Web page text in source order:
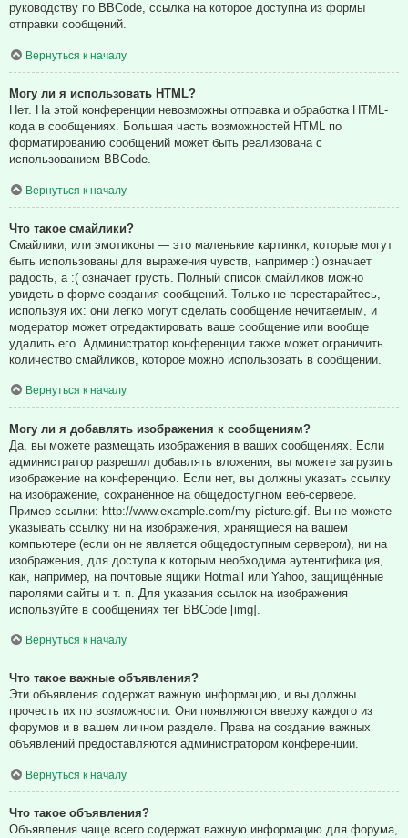
руководству по BBCode, ссылка на которое доступна из формы
отправки сообщений.
Вернуться к началу
Могу ли я использовать HTML?
Нет. На этой конференции невозможны отправка и обработка HTML-
кода в сообщениях. Большая часть возможностей HTML по
форматированию сообщений может быть реализована с
использованием BBCode.
Вернуться к началу
Что такое смайлики?
Смайлики, или эмотиконы — это маленькие картинки, которые могут
быть использованы для выражения чувств, например :) означает
радость, а :( означает грусть. Полный список смайликов можно
увидеть в форме создания сообщений. Только не перестарайтесь,
используя их: они легко могут сделать сообщение нечитаемым, и
модератор может отредактировать ваше сообщение или вообще
удалить его. Администратор конференции также может ограничить
количество смайликов, которое можно использовать в сообщении.
Вернуться к началу
Могу ли я добавлять изображения к сообщениям?
Да, вы можете размещать изображения в ваших сообщениях. Если
администратор разрешил добавлять вложения, вы можете загрузить
изображение на конференцию. Если нет, вы должны указать ссылку
на изображение, сохранённое на общедоступном веб-сервере.
Пример ссылки: http://www.example.com/my-picture.gif. Вы не можете
указывать ссылку ни на изображения, хранящиеся на вашем
компьютере (если он не является общедоступным сервером), ни на
изображения, для доступа к которым необходима аутентификация,
как, например, на почтовые ящики Hotmail или Yahoo, защищённые
паролями сайты и т. п. Для указания ссылок на изображения
используйте в сообщениях тег BBCode [img].
Вернуться к началу
Что такое важные объявления?
Эти объявления содержат важную информацию, и вы должны
прочесть их по возможности. Они появляются вверху каждого из
форумов и в вашем личном разделе. Права на создание важных
объявлений предоставляются администратором конференции.
Вернуться к началу
Что такое объявления?
Объявления чаще всего содержат важную информацию для форума,